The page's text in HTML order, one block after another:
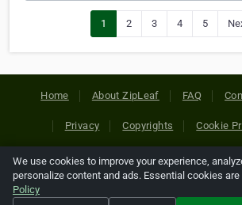
1 2 3 4 5
Home About ZipLeaf FAQ
Privacy Copyrights Cookie
Copyright © 2026 Netcode, Inc. All
references relating to third-party
We use cookies to improve your experience,
personalize content and ads. Essential cookies
Policy